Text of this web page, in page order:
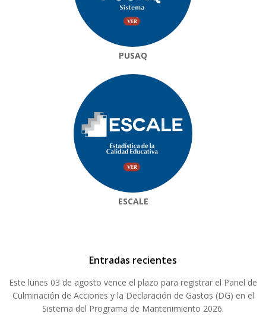
PUSAQ
ESCALE
Entradas recientes
Este lunes 03 de agosto vence el plazo para registrar el Panel de
Culminación de Acciones y la Declaración de Gastos (DG) en el
Sistema del Programa de Mantenimiento 2026.